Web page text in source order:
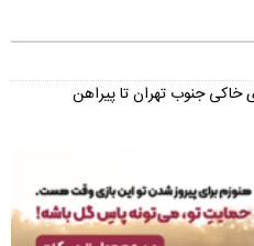
خاکی جنوب تهران تا پیراهن